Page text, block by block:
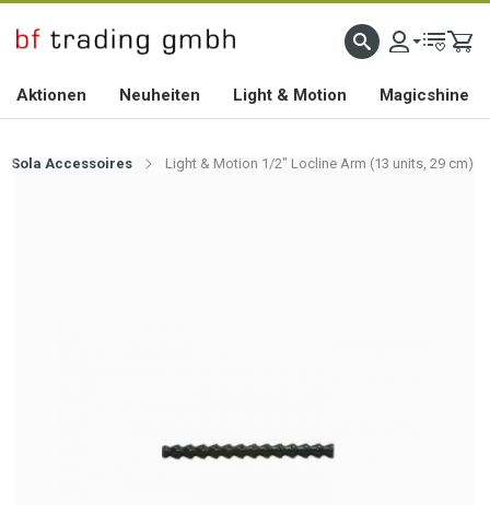
HOCHWERTIGES BIKEZUBEHÖR SEIT 2010
Aktionen Neuheiten Light & Motion Magicshine
Sola Accessoires Light & Motion 1/2" Locline Arm (13 units, 29 cm)